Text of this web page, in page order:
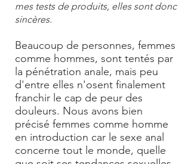
mes tests de produits, elles sont donc
sincères.
Beaucoup de personnes, femmes
comme hommes, sont tentés par
la pénétration anale, mais peu
d'entre elles n'osent finalement
franchir le cap de peur des
douleurs. Nous avons bien
précisé femmes comme homme
en introduction car le sexe anal
concerne tout le monde, quelle